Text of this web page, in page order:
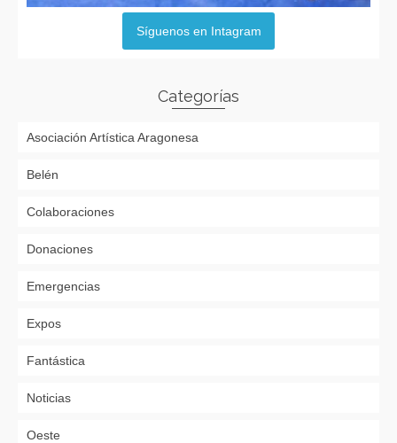
Síguenos en Intagram
Categorías
Asociación Artística Aragonesa
Belén
Colaboraciones
Donaciones
Emergencias
Expos
Fantástica
Noticias
Oeste